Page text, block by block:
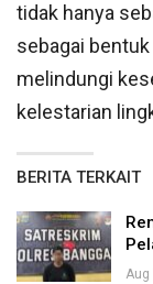
tidak hanya
sebagai
melindungi
kelestarian
BERITA TERKAIT
Aug